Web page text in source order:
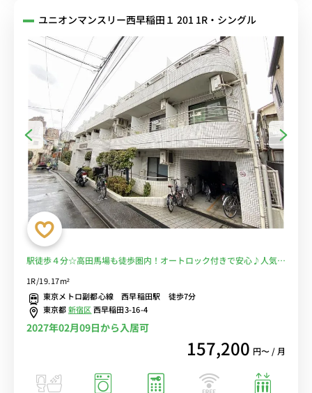
ユニオンマンスリー西早稲田１ 201 1R・シングル
駅徒歩４分☆高田馬場も徒歩圏内！オートロック付きで安心♪人気の
1R/19.17m²
東京メトロ副都心線 西早稲田駅 徒歩7分
東京都新宿区西早稲田3-16-4
2027年02月09日から入居可
157,200 円〜 / 月